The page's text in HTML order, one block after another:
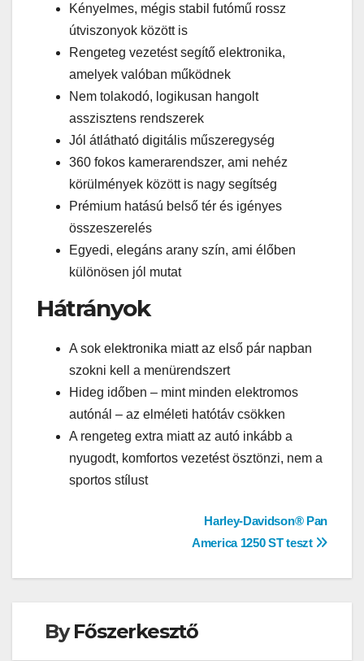
Kényelmes, mégis stabil futómű rossz
útviszonyok között is
Rengeteg vezetést segítő elektronika,
amelyek valóban működnek
Nem tolakodó, logikusan hangolt
asszisztens rendszerek
Jól átlátható digitális műszeregység
360 fokos kamerarendszer, ami nehéz
körülmények között is nagy segítség
Prémium hatású belső tér és igényes
összeszerelés
Egyedi, elegáns arany szín, ami élőben
különösen jól mutat
Hátrányok
A sok elektronika miatt az első pár napban
szokni kell a menürendszert
Hideg időben – mint minden elektromos
autónál – az elméleti hatótáv csökken
A rengeteg extra miatt az autó inkább a
nyugodt, komfortos vezetést ösztönzi, nem a
sportos stílust
Harley-Davidson® Pan
America 1250 ST teszt
ByFőszerkesztő